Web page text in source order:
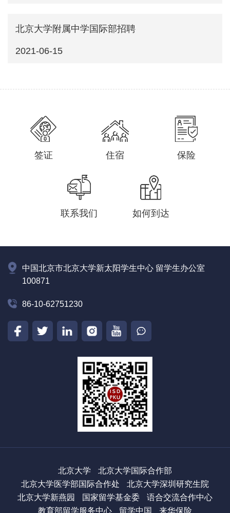
北京大学附属中学国际部招聘
2021-06-15
签证 住宿 保险
联系我们 如何到达
中国北京市北京大学新太阳学生中心 留学生办公室
100871
86-10-62751230
北京大学
北京大学国际合作部
北京大学医学部国际合作处
北京大学深圳研究生院
北京大学新燕园
国家留学基金委
语合交流合作中心
教育部留学服务中心
留学中国 来华保险